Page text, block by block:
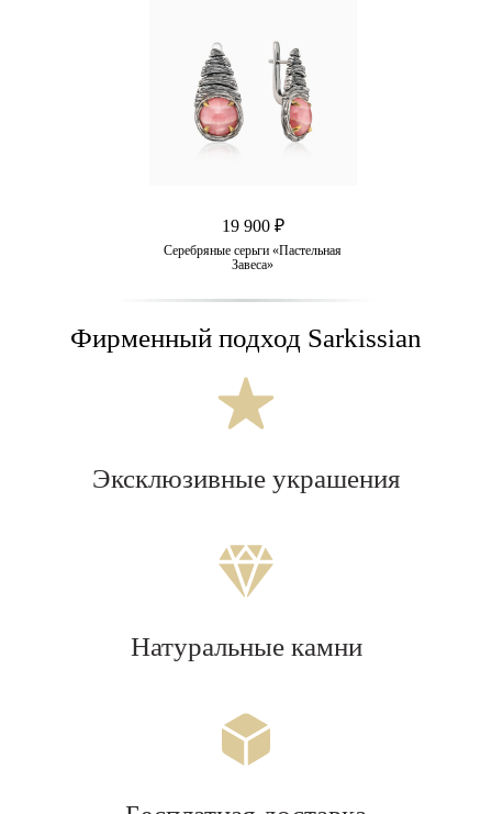
19 900 ₽
Серебряные серьги «Пастельная
Завеса»
Фирменный подход Sarkissian
Эксклюзивные украшения
Натуральные камни